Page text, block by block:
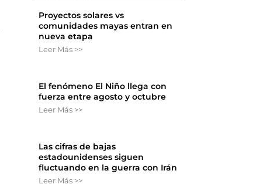
Proyectos solares vs
comunidades mayas entran en
nueva etapa
Leer Más >>
El fenómeno El Niño llega con
fuerza entre agosto y octubre
Leer Más >>
Las cifras de bajas
estadounidenses siguen
fluctuando en la guerra con Irán
Leer Más >>